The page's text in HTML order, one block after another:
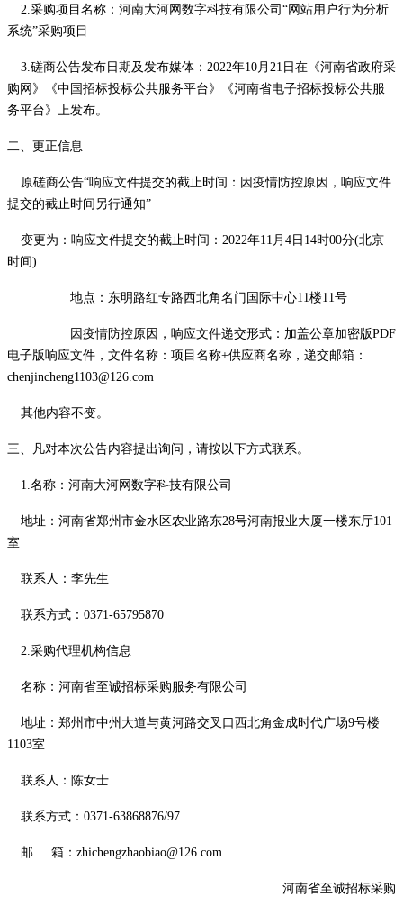
2.采购项目名称：河南大河网数字科技有限公司“网站用户行为分析
系统”采购项目
3.磋商公告发布日期及发布媒体： 2022年10月 21 日在《河南省政府采
购网》《中国招标投标公共服务平台》《河南省电子招标投标公共服
务平台》上发布。
二、更正信息
原磋商公告“响应文件提交的截止时间：因疫情防控原因，响应文件
提交的截止时间另行通知”
变更为 ： 响应文件提交的截止时间： 2022年11 月 4 日 14时00分(北京
时间)
地点：东明路红专路西北角名门国际中心11楼11号
因疫情防控原因，响应文件递交形式：加盖公章加密版PDF
电子版响应文件，文件名称：项目名称+供应商名称，递交邮箱：
chenjincheng1103@126.com
其他内容不变。
三、凡对本次公告内容提出询问，请按以下方式联系。
1.名称：河南大河网数字科技有限公司
地址：河南省郑州市金水区农业路东28号河南报业大厦一楼东厅101
室
联系人：李先生
联系方式： 0371-65795870
2.采购代理机构信息
名称：河南省至诚招标采购服务有限公司
地址：郑州市中州大道与黄河路交叉口西北角金成时代广场9号楼
1103室
联系人：陈女士
联系方式： 0371-63868876/97
邮 箱： zhichengzhaobiao@126.com
河南省至诚招标采购